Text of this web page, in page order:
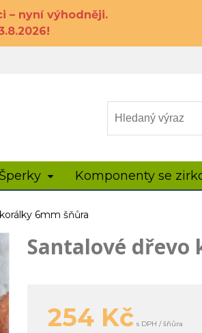
– nyní výhodněji.
Šperky Komponenty se
6mm šňůra
Santalové dřevo
254 Kč s DPH / šňůra